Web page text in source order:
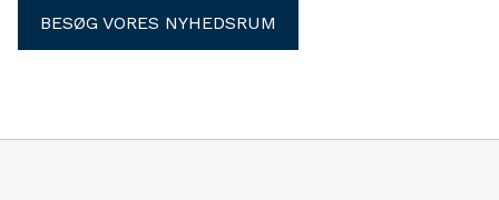
BESØG VORES NYHEDSRUM